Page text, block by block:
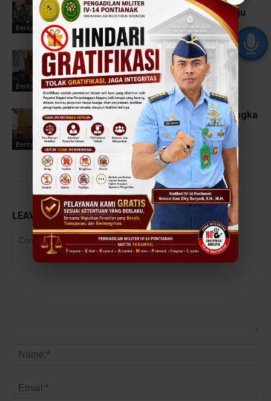
Berita Terbaru
Hukum dan Pelayanan Prima Menuju
WBBM Tahun 2026
Berita Terbaru
Pengadilan Militer IV-14 Pontianak
Perkuat Komitmen Wujudkan
Pelayanan Prima Menuju WBBM
Berita Terbaru
Forum Konsultasi Publik Dalam Rangka
PEKPPP Bersama Komuniti Hukum
Wilayah Kalimantan Barat
LEAVE A REPLY